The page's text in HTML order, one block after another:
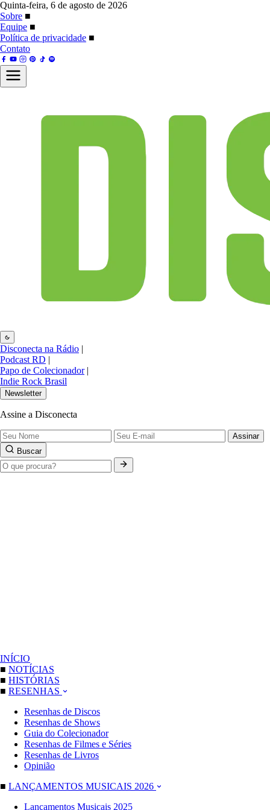
Quinta-feira, 6 de agosto de 2026
Sobre ■
Equipe ■
Política de privacidade ■
Contato
Disconecta na Rádio |
Podcast RD |
Papo de Colecionador |
Indie Rock Brasil
Newsletter
Assine a Disconecta
Assinar
Buscar
INÍCIO
■ NOTÍCIAS
■ HISTÓRIAS
■ RESENHAS
Resenhas de Discos
Resenhas de Shows
Guia do Colecionador
Resenhas de Filmes e Séries
Resenhas de Livros
Opinião
■ LANÇAMENTOS MUSICAIS 2026
Lançamentos Musicais 2025